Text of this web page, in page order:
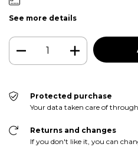
See more details
Protected purchase
Your data taken care of
Returns and changes
If you don't like it, you can